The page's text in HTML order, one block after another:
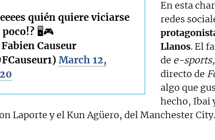
quién quiere viciarse
🖥🎮
Causeur
March 12,
En esta
redes
Llanos. El
de e-sports,
directo de
algo que
hecho, Ibai
Laporte y el Kun Agüero, del Manchester